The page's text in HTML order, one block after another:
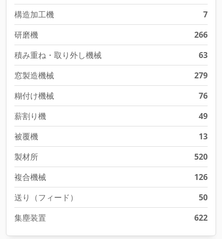
構造加工機
7
研磨機
266
積み重ね・取り外し機械
63
窓製造機械
279
糊付け機械
76
薪割り機
49
被覆機
13
製材所
520
複合機械
126
送り（フィード）
50
集塵装置
622